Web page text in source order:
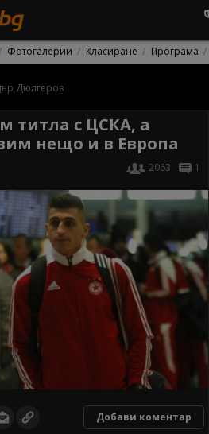
Фотогалерии Класиране Програма
Дюлгеров
титла с ЦСКА, а
нещо и в Европа
2063 1
Добави коментар